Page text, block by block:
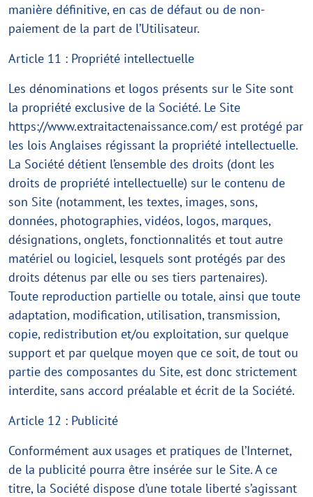
manière définitive, en cas de défaut ou de non-
paiement de la part de l’Utilisateur.
Article 11 : Propriété intellectuelle
Les dénominations et logos présents sur le Site sont
la propriété exclusive de la Société. Le Site
https://www.extraitactenaissance.com/ est protégé par
les lois Anglaises régissant la propriété intellectuelle.
La Société détient l’ensemble des droits (dont les
droits de propriété intellectuelle) sur le contenu de
son Site (notamment, les textes, images, sons,
données, photographies, vidéos, logos, marques,
désignations, onglets, fonctionnalités et tout autre
matériel ou logiciel, lesquels sont protégés par des
droits détenus par elle ou ses tiers partenaires).
Toute reproduction partielle ou totale, ainsi que toute
adaptation, modification, utilisation, transmission,
copie, redistribution et/ou exploitation, sur quelque
support et par quelque moyen que ce soit, de tout ou
partie des composantes du Site, est donc strictement
interdite, sans accord préalable et écrit de la Société.
Article 12 : Publicité
Conformément aux usages et pratiques de l’Internet,
de la publicité pourra être insérée sur le Site. A ce
titre, la Société dispose d’une totale liberté s’agissant